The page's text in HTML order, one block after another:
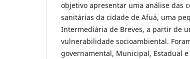
objetivo apresentar uma análise das
sanitárias da cidade de Afuá, uma
Intermediária de Breves, a partir de
vulnerabilidade socioambiental.
governamental, Municipal, Estadual e